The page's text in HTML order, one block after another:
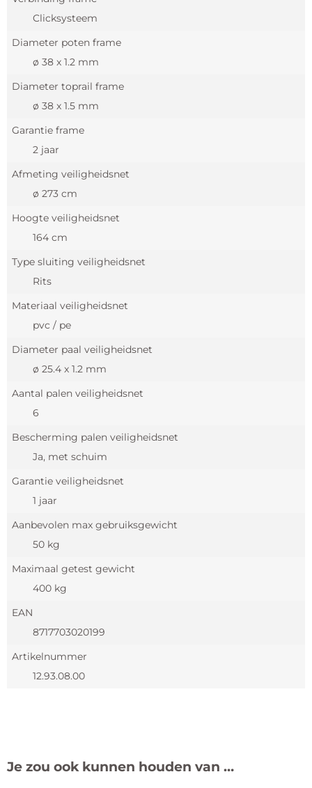
Clicksysteem
Diameter poten frame
ø 38 x 1.2 mm
Diameter toprail frame
ø 38 x 1.5 mm
Garantie frame
2 jaar
Afmeting veiligheidsnet
ø 273 cm
Hoogte veiligheidsnet
164 cm
Type sluiting veiligheidsnet
Rits
Materiaal veiligheidsnet
pvc / pe
Diameter paal veiligheidsnet
ø 25.4 x 1.2 mm
Aantal palen veiligheidsnet
6
Bescherming palen veiligheidsnet
Ja, met schuim
Garantie veiligheidsnet
1 jaar
Aanbevolen max gebruiksgewicht
50 kg
Maximaal getest gewicht
400 kg
EAN
8717703020199
Artikelnummer
12.93.08.00
Je zou ook kunnen houden van …